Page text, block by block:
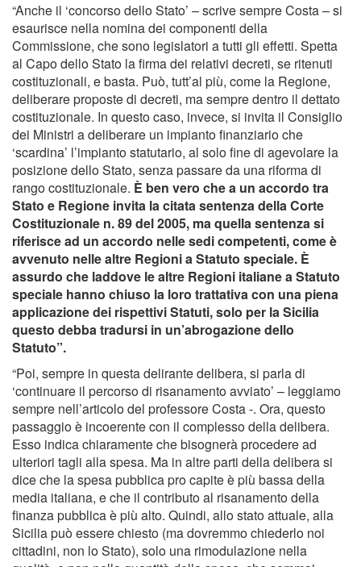
“Anche il ‘concorso dello Stato’ – scrive sempre Costa – si
esaurisce nella nomina dei componenti della
Commissione, che sono legislatori a tutti gli effetti. Spetta
al Capo dello Stato la firma dei relativi decreti, se ritenuti
costituzionali, e basta. Può, tutt’al più, come la Regione,
deliberare proposte di decreti, ma sempre dentro il dettato
costituzionale. In questo caso, invece, si invita il Consiglio
dei Ministri a deliberare un impianto finanziario che
‘scardina’ l’impianto statutario, al solo fine di agevolare la
posizione dello Stato, senza passare da una riforma di
rango costituzionale. È ben vero che a un accordo tra
Stato e Regione invita la citata sentenza della Corte
Costituzionale n. 89 del 2005, ma quella sentenza si
riferisce ad un accordo nelle sedi competenti, come è
avvenuto nelle altre Regioni a Statuto speciale. È
assurdo che laddove le altre Regioni italiane a Statuto
speciale hanno chiuso la loro trattativa con una piena
applicazione dei rispettivi Statuti, solo per la Sicilia
questo debba tradursi in un’abrogazione dello
Statuto”.
“Poi, sempre in questa delirante delibera, si parla di
‘continuare il percorso di risanamento avviato’ – leggiamo
sempre nell’articolo del professore Costa -. Ora, questo
passaggio è incoerente con il complesso della delibera.
Esso indica chiaramente che bisognerà procedere ad
ulteriori tagli alla spesa. Ma in altre parti della delibera si
dice che la spesa pubblica pro capite è più bassa della
media italiana, e che il contributo al risanamento della
finanza pubblica è più alto. Quindi, allo stato attuale, alla
Sicilia può essere chiesto (ma dovremmo chiederlo noi
cittadini, non lo Stato), solo una rimodulazione nella